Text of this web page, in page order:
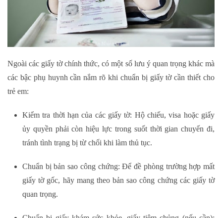
Ngoài các giấy tờ chính thức, có một số lưu ý quan trọng khác mà
các bậc phụ huynh cần nắm rõ khi chuẩn bị giấy tờ cần thiết cho
trẻ em:
Kiểm tra thời hạn của các giấy tờ: Hộ chiếu, visa hoặc giấy
ủy quyền phải còn hiệu lực trong suốt thời gian chuyến đi,
tránh tình trạng bị từ chối khi làm thủ tục.
Chuẩn bị bản sao công chứng: Để đề phòng trường hợp mất
giấy tờ gốc, hãy mang theo bản sao công chứng các giấy tờ
quan trọng.